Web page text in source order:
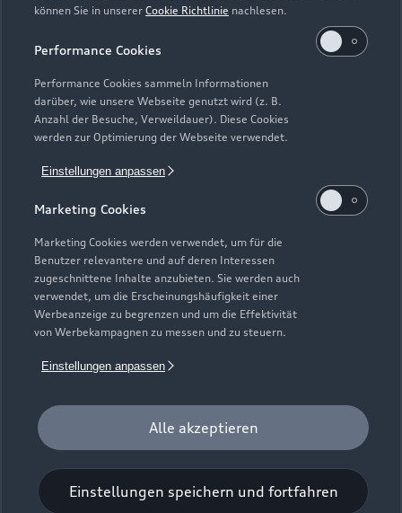
können Sie in unserer Cookie Richtlinie nachlesen.
Performance Cookies
Performance Cookies sammeln Informationen
darüber, wie unsere Webseite genutzt wird (z. B.
Anzahl der Besuche, Verweildauer). Diese Cookies
werden zur Optimierung der Webseite verwendet.
Einstellungen anpassen
Marketing Cookies
Marketing Cookies werden verwendet, um für die
Benutzer relevantere und auf deren Interessen
zugeschnittene Inhalte anzubieten. Sie werden auch
verwendet, um die Erscheinungshäufigkeit einer
Werbeanzeige zu begrenzen und um die Effektivität
von Werbekampagnen zu messen und zu steuern.
Einstellungen anpassen
Alle akzeptieren
Einstellungen speichern und fortfahren
Elektromodelle
Plug-in-Hybride
Neuwagensuche
Gebrauchtwagensuche
Geschäftskunden
Service & Zubehör
Saisonale Angebote
Audi Services
Garantie
Audi digital services
myAudi
Support
Audi Code
Häufige Fragen (FAQ)
Audi Online Beratung
Online-Terminvereinbarung
Servicekontakt
Bordbuch & Bedienungsanleitungen
Verträge kündigen
Über Audi
Unternehmen
Karriere
Investor Relations
Audi erleben
© 2026 AUDI AG. Alle Rechte vorbehalten
Impressum Rechtliches
Cookie-Richtlinie
Digital Services Act
EU Data Act